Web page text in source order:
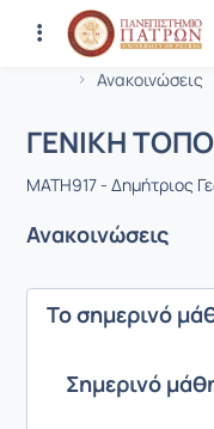
Αρχική Σελίδα
Ανακοινώσεις
Μάθημα :
Κωδικός :
ΓΕΝΙΚΗ
MATH917 - Δημήτριος
Ανακοινώσεις
Το σημερινό
Σημερινό